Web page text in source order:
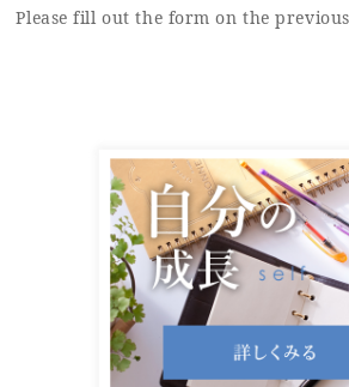
Please fill out the form on the